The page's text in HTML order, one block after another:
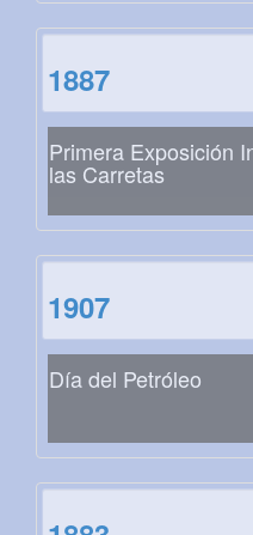
1887
Primera Exposición
las Carretas
1907
Día del Petróleo